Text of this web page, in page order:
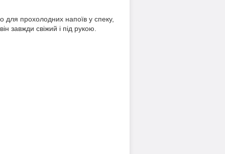
для прохолодних напоїв у спеку,
завжди свіжий і під рукою.